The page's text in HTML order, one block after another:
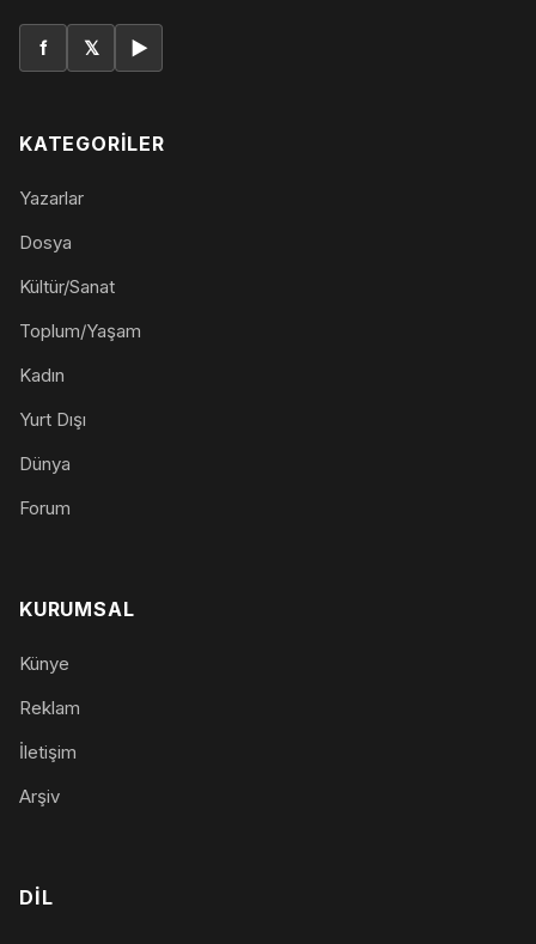
f 𝕏 ▶
KATEGORILER
Yazarlar
Dosya
Kültür/Sanat
Toplum/Yaşam
Kadın
Yurt Dışı
Dünya
Forum
KURUMSAL
Künye
Reklam
İletişim
Arşiv
DIL